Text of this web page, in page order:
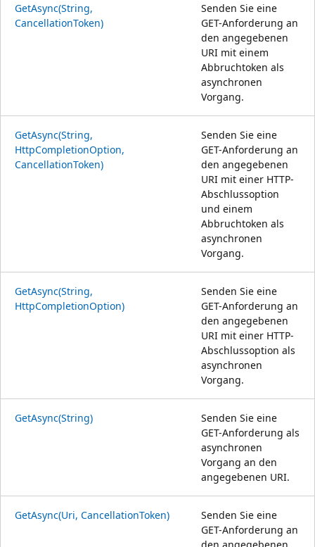
GetAsync(String,
CancellationToken)
Senden Sie eine
GET-Anforderung an
den angegebenen
URI mit einem
Abbruchtoken als
asynchronen
Vorgang.
GetAsync(String,
HttpCompletionOption,
CancellationToken)
Senden Sie eine
GET-Anforderung an
den angegebenen
URI mit einer HTTP-
Abschlussoption
und einem
Abbruchtoken als
asynchronen
Vorgang.
GetAsync(String,
HttpCompletionOption)
Senden Sie eine
GET-Anforderung an
den angegebenen
URI mit einer HTTP-
Abschlussoption als
asynchronen
Vorgang.
GetAsync(String)
Senden Sie eine
GET-Anforderung als
asynchronen
Vorgang an den
angegebenen URI.
GetAsync(Uri, CancellationToken)
Senden Sie eine
GET-Anforderung an
den angegebenen